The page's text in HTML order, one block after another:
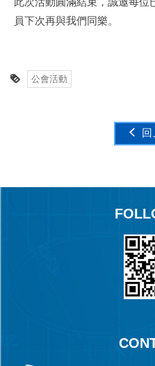
員下次再與我們同樂。
公會活動